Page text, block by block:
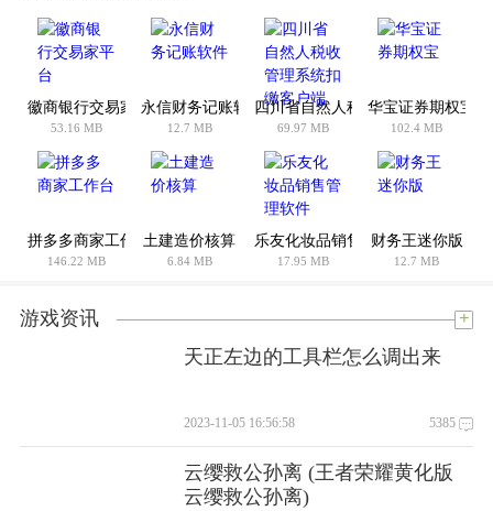
·一键打开并登录IM客户端
使用方法
出库与打印出库单
1.LBP/SOPL/SOP类型商家在等待出库Tab页中勾选（或选中）
订单，海外购类型商家与这三种类型不同，在等待境外出库Tab
页中勾选（或选中）订单并出库。可点击主界面工具栏上的“出
库”按钮进行出库，也可通过右键菜单中“出库”选项进行出库操
1）其中勾选订单后，点击助手上面的”出库”按钮：
2）选中订单后，单击鼠标右键，选择”出库”项：
1）LBP/SOPL、SOP类型商家出库：
i.选择快递公司快递公司需要在商家后台中“我的配送”进行添
徽商银行交易家平台
53.16 MB
永信财务记账软件
12.7 MB
四川省自然人税收管理系统扣缴客
69.97 MB
华宝证券期权宝
102.4 MB
拼多多商家工作台
146.22 MB
土建造价核算
6.84 MB
乐友化妆品销售管理软件
17.95 MB
财务王迷你版
12.7 MB
游戏资讯 +
天正左边的工具栏怎么调出来
2023-11-05 16:56:58 5385
云缨救公孙离 (王者荣耀黄化版
云缨救公孙离)